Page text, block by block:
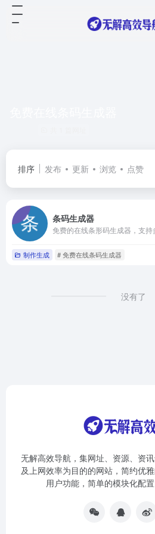
排序 发布 更新 浏览 点赞
条码生成器
制作生成 # 免费在线条码生成器
没有了
无解高效导航，集网址、资源、资
及上网效率为目的的网站，简约优
用户功能，简单的模块化配